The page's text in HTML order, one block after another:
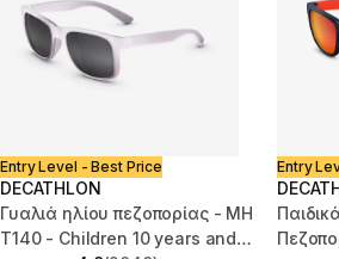
Entry Level - Best Price
DECATHLON
Γυαλιά ηλίου πεζοπορίας - MH
T140 - Children 10 years and
Entry